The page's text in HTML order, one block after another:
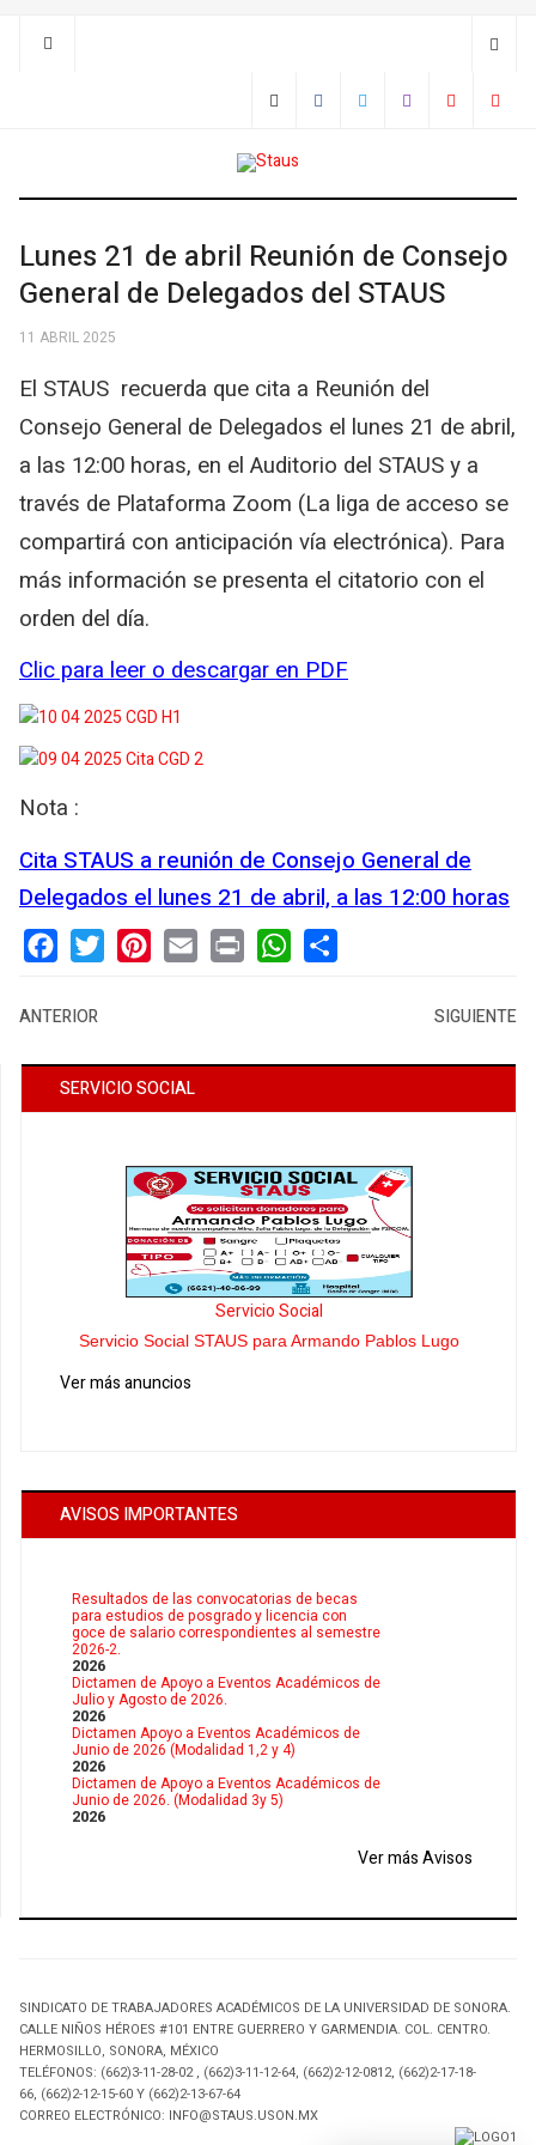
Lunes 21 de abril Reunión de Consejo
General de Delegados del STAUS
11 ABRIL 2025
El STAUS recuerda que cita a Reunión del
Consejo General de Delegados el lunes 21 de abril,
a las 12:00 horas, en el Auditorio del STAUS y a
través de Plataforma Zoom (La liga de acceso se
compartirá con anticipación vía electrónica). Para
más información se presenta el citatorio con el
orden del día.
Clic para leer o descargar en PDF
Nota :
Cita STAUS a reunión de Consejo General de
Delegados el lunes 21 de abril, a las 12:00 horas
ANTERIOR SIGUIENTE
SERVICIO SOCIAL
Servicio Social
Servicio Social STAUS para Armando Pablos Lugo
Ver más anuncios
AVISOS IMPORTANTES
Resultados de las convocatorias de becas
para estudios de posgrado y licencia con
goce de salario correspondientes al semestre
2026-2.
2026
Dictamen de Apoyo a Eventos Académicos de
Julio y Agosto de 2026.
2026
Dictamen Apoyo a Eventos Académicos de
Junio de 2026 (Modalidad 1,2 y 4)
2026
Dictamen de Apoyo a Eventos Académicos de
Junio de 2026. (Modalidad 3y 5)
2026
Ver más Avisos
SINDICATO DE TRABAJADORES ACADÉMICOS DE LA UNIVERSIDAD DE SONORA.
CALLE NIÑOS HÉROES #101 ENTRE GUERRERO Y GARMENDIA. COL. CENTRO.
HERMOSILLO, SONORA, MÉXICO
TELÉFONOS: (662)3-11-28-02 , (662)3-11-12-64, (662)2-12-0812, (662)2-17-18-
66, (662)2-12-15-60 Y (662)2-13-67-64
CORREO ELECTRÓNICO: INFO@STAUS.USON.MX